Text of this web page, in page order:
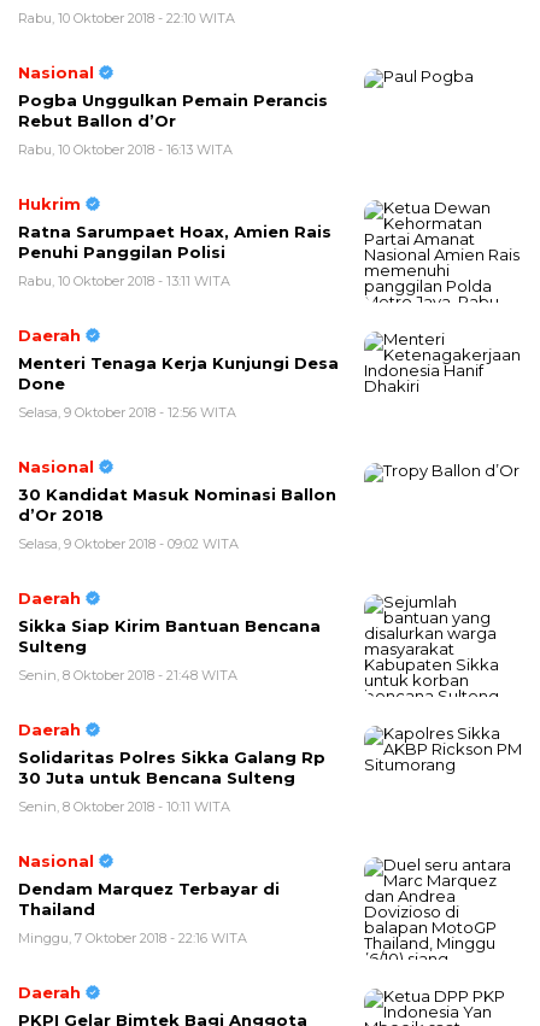
Rabu, 10 Oktober 2018 - 22:10 WITA
Nasional
Pogba Unggulkan Pemain Perancis
Rebut Ballon d’Or
Rabu, 10 Oktober 2018 - 16:13 WITA
Hukrim
Ratna Sarumpaet Hoax, Amien Rais
Penuhi Panggilan Polisi
Rabu, 10 Oktober 2018 - 13:11 WITA
Daerah
Menteri Tenaga Kerja Kunjungi Desa
Done
Selasa, 9 Oktober 2018 - 12:56 WITA
Nasional
30 Kandidat Masuk Nominasi Ballon
d’Or 2018
Selasa, 9 Oktober 2018 - 09:02 WITA
Daerah
Sikka Siap Kirim Bantuan Bencana
Sulteng
Senin, 8 Oktober 2018 - 21:48 WITA
Daerah
Solidaritas Polres Sikka Galang Rp
30 Juta untuk Bencana Sulteng
Senin, 8 Oktober 2018 - 10:11 WITA
Nasional
Dendam Marquez Terbayar di
Thailand
Minggu, 7 Oktober 2018 - 22:16 WITA
Daerah
PKPI Gelar Bimtek Bagi Anggota